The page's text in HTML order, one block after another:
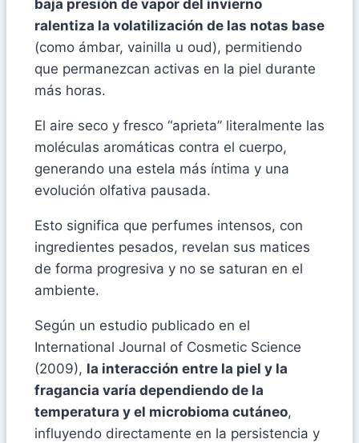
baja presión de vapor del invierno
ralentiza la volatilización de las notas base
(como ámbar, vainilla u oud), permitiendo
que permanezcan activas en la piel durante
más horas.
El aire seco y fresco “aprieta” literalmente las
moléculas aromáticas contra el cuerpo,
generando una estela más íntima y una
evolución olfativa pausada.
Esto significa que perfumes intensos, con
ingredientes pesados, revelan sus matices
de forma progresiva y no se saturan en el
ambiente.
Según un estudio publicado en el
International Journal of Cosmetic Science
(2009), la interacción entre la piel y la
fragancia varía dependiendo de la
temperatura y el microbioma cutáneo,
influyendo directamente en la persistencia y